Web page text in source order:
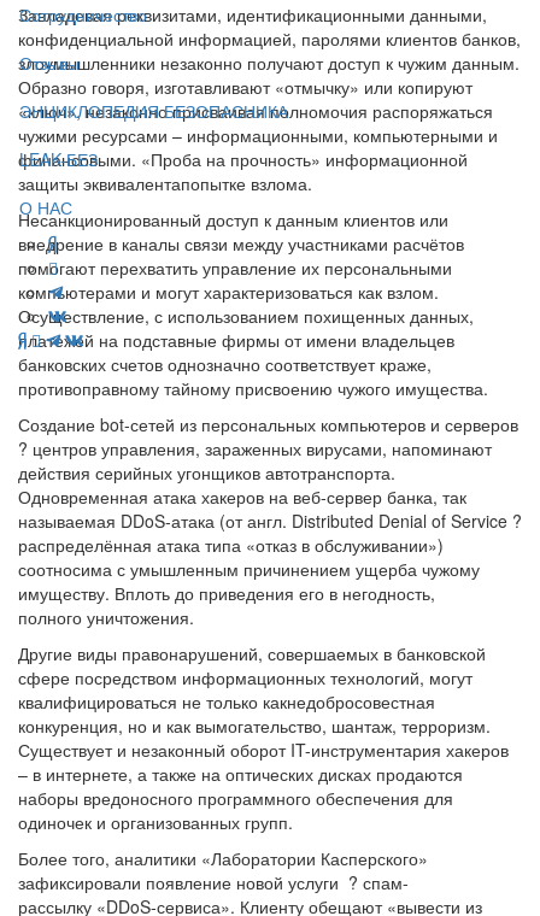
Сотрудничество
Отзывы
ЭНЦИКЛОПЕДИЯ БЕЗОПАСНИКА
LEAK-БЕЗ
О НАС
Завладевая реквизитами, идентификационными данными,
конфиденциальной информацией, паролями клиентов банков,
злоумышленники незаконно получают доступ к чужим данным.
Образно говоря, изготавливают «отмычку» или копируют
«ключ», незаконно присваивая полномочия распоряжаться
чужими ресурсами – информационными, компьютерными и
финансовыми. «Проба на прочность» информационной
защиты эквивалентапопытке взлома.
Несанкционированный доступ к данным клиентов или
внедрение в каналы связи между участниками расчётов
помогают перехватить управление их персональными
компьютерами и могут характеризоваться как взлом.
Осуществление, с использованием похищенных данных,
платежей на подставные фирмы от имени владельцев
банковских счетов однозначно соответствует краже,
противоправному тайному присвоению чужого имущества.
Создание bot-сетей из персональных компьютеров и серверов
? центров управления, зараженных вирусами, напоминают
действия серийных угонщиков автотранспорта.
Одновременная атака хакеров на веб-сервер банка, так
называемая DDoS-атака (от англ. Distributed Denial of Service ?
распределённая атака типа «отказ в обслуживании»)
соотносима с умышленным причинением ущерба чужому
имуществу. Вплоть до приведения его в негодность,
полного уничтожения.
Другие виды правонарушений, совершаемых в банковской
сфере посредством информационных технологий, могут
квалифицироваться не только какнедобросовестная
конкуренция, но и как вымогательство, шантаж, терроризм.
Существует и незаконный оборот IT-инструментария хакеров
– в интернете, а также на оптических дисках продаются
наборы вредоносного программного обеспечения для
одиночек и организованных групп.
Более того, аналитики «Лаборатории Касперского»
зафиксировали появление новой услуги ? спам-
рассылку «DDoS-сервиса». Клиенту обещают «вывести из